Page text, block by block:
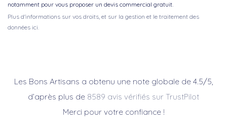
notamment pour vous proposer un devis commercial gratuit.
Plus d'informations sur vos droits, et sur la gestion et le traitement des
données ici.
Les Bons Artisans a obtenu une note globale de 4.5/5,
d’après plus de 8589 avis vérifiés sur TrustPilot
Merci pour votre confiance !